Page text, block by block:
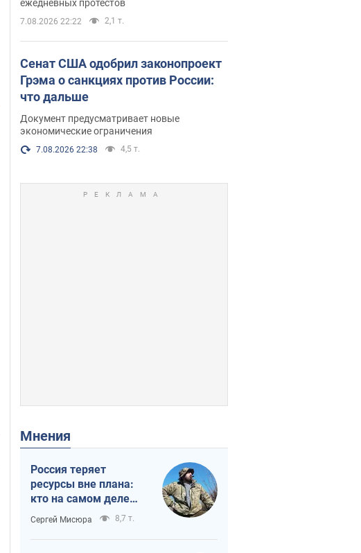
ежедневных протестов
7.08.2026 22:22 2,1 т.
Сенат США одобрил законопроект
Грэма о санкциях против России:
что дальше
Документ предусматривает новые
экономические ограничения
7.08.2026 22:38 4,5 т.
Мнения
Россия теряет
ресурсы вне плана:
кто на самом деле
диктует темп войны
Сергей Мисюра 8,7 т.